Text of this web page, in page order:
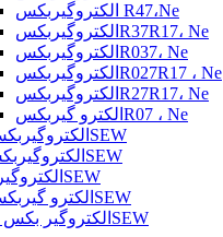
الکتروگیربکس R47،Ne
الکتروگیربکسR37R17، Ne
الکتروگیربکسR037، Ne
الکتروگیربکسR027R17 ، Ne
الکتروگیربکسR27R17، Ne
الکترو گیربکسR07 ، Ne
الکتروگیربکس حلزونیSEW
الکتروگیربکس صنعتیSEW
الکتروگیربکس آویزSEW
الکترو گیربکس کرانویلSEW
الکتروگیر بکس خورشیدیSEW